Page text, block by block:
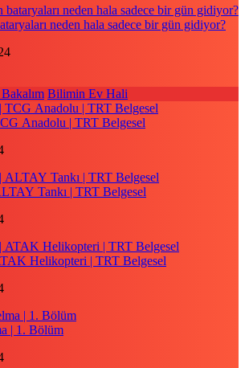
neden hala sadece bir gün gidiyor?
Bilimin Ev Hali
Anadolu | TRT Belgesel
Tankı | TRT Belgesel
Helikopteri | TRT Belgesel
| 1. Bölüm